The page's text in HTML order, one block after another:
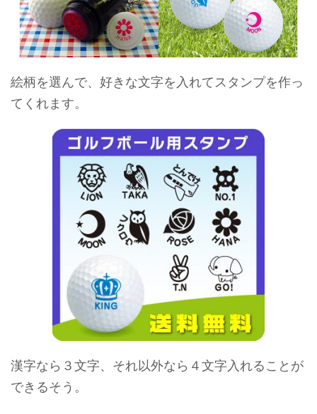
絵柄を選んで、好きな文字を入れてスタンプを作っ
てくれます。
漢字なら３文字、それ以外なら４文字入れることが
できるそう。